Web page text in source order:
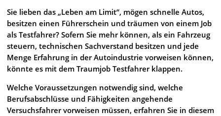
Sie lieben das „Leben am Limit“, mögen schnelle Autos,
besitzen einen Führerschein und träumen von einem Job
als Testfahrer? Sofern Sie mehr können, als ein Fahrzeug
steuern, technischen Sachverstand besitzen und jede
Menge Erfahrung in der Autoindustrie vorweisen können,
könnte es mit dem Traumjob Testfahrer klappen.
Welche Voraussetzungen notwendig sind, welche
Berufsabschlüsse und Fähigkeiten angehende
Versuchsfahrer vorweisen müssen, erfahren Sie in diesem